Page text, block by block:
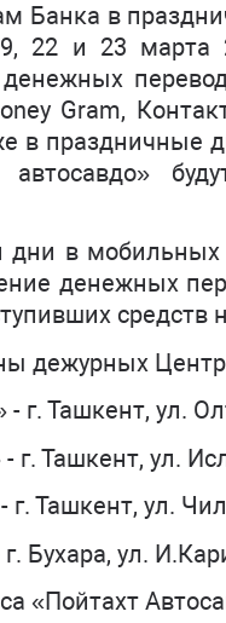
Банка в
22 и 23 марта
денежных
Gram,
в праздничные
автосавдо»
дни в мобильных
денежных
дежурных
г. Ташкент, ул.
г. Ташкент, ул.
г. Ташкент, ул.
Бухара, ул.
«Пойтахт